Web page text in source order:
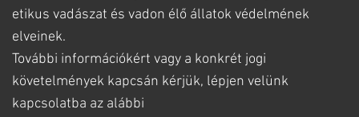
etikus vadászat és vadon élő állatok védelmének
elveinek.
További információkért vagy a konkrét jogi
követelmények kapcsán kérjük, lépjen velünk
kapcsolatba az alábbi